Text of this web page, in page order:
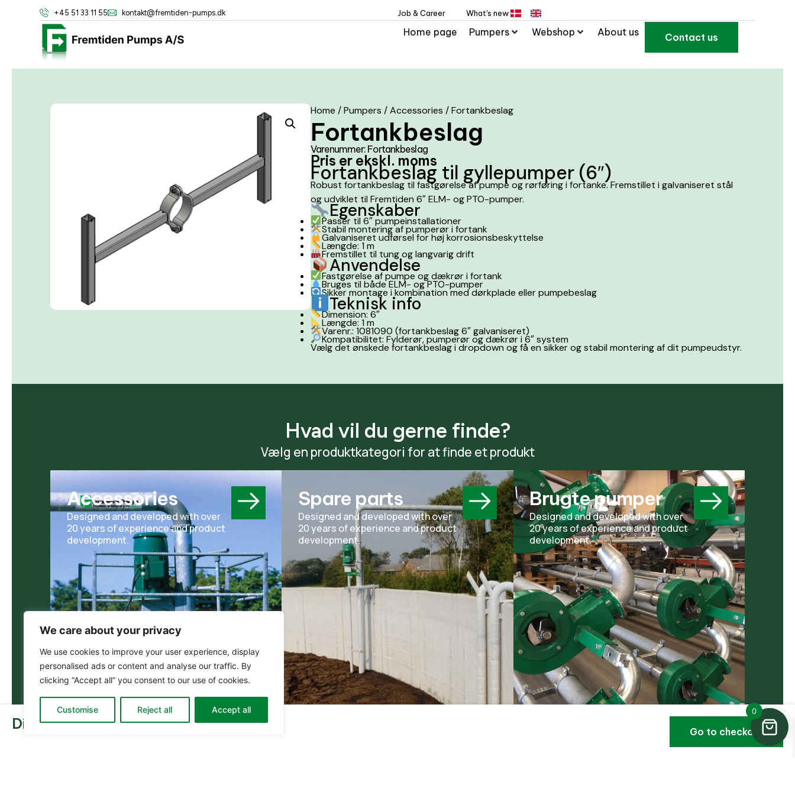
We care about your privacy
We use cookies to improve your user experience, display
personalised ads or content and analyse our traffic. By
clicking “Accept all” you consent to our use of cookies.
Customise Reject all Accept all
+45 51 33 11 55 kontakt@fremtiden-pumps.dk Job & Career What's new
Home page Pumpers Webshop About us Contact us
Home /Pumpers /Accessories / Fortankbeslag
Fortankbeslag
Varenummer: Fortankbeslag
Pris er ekskl. moms
Fortankbeslag til gyllepumper (6″)
Robust fortankbeslag til fastgørelse af pumpe og rørføring i fortanke. Fremstillet i galvaniseret stål
og udviklet til Fremtiden 6″ ELM- og PTO-pumper.
Egenskaber
Passer til 6″ pumpeinstallationer
Stabil montering af pumperør i fortank
Galvaniseret udførsel for høj korrosionsbeskyttelse
Længde: 1 m
Fremstillet til tung og langvarig drift
Anvendelse
Fastgørelse af pumpe og dækrør i fortank
Bruges til både ELM- og PTO-pumper
Sikker montage i kombination med dørkplade eller pumpebeslag
Teknisk info
Dimension: 6″
Længde: 1 m
Varenr.: 1081090 (fortankbeslag 6″ galvaniseret)
Kompatibilitet: Fylderør, pumperør og dækrør i 6″ system
Vælg det ønskede fortankbeslag i dropdown og få en sikker og stabil montering af dit pumpeudstyr.
Hvad vil du gerne finde?
Vælg en produktkategori for at finde et produkt
Accessories
Designed and developed with over
20 years of experience and product
development.
Spare parts
Designed and developed with over
20 years of experience and product
development.
Brugte pumper
Designed and developed with over
20 years of experience and product
development.
Din kurv:0,00kr. Go to checkout
0